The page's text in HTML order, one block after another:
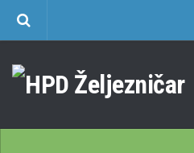
Učlanjenje